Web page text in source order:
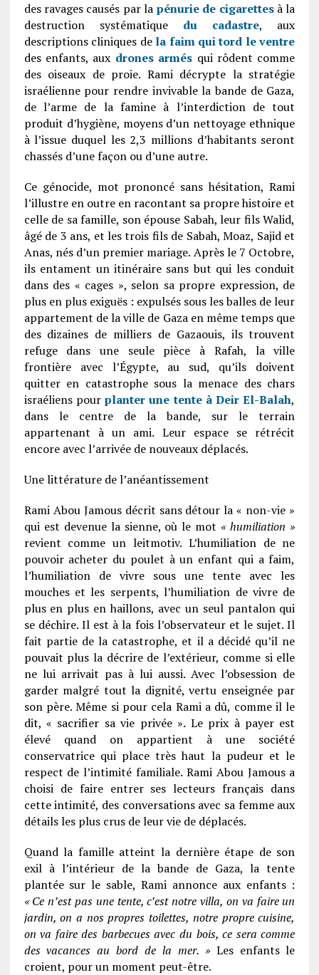
des ravages causés par la pénurie de cigarettesà la
destruction systématique du cadastre, aux
descriptions cliniques de la faim qui tord le ventre
des enfants, aux drones armés qui rôdent comme
des oiseaux de proie. Rami décrypte la stratégie
israélienne pour rendre invivable la bande de Gaza,
de l’arme de la famine à l’interdiction de tout
produit d’hygiène, moyens d’un nettoyage ethnique
à l’issue duquel les 2,3 millions d’habitants seront
chassés d’une façon ou d’une autre.
Ce génocide, mot prononcé sans hésitation, Rami
l’illustre en outre en racontant sa propre histoire et
celle de sa famille, son épouse Sabah, leur fils Walid,
âgé de 3 ans, et les trois fils de Sabah, Moaz, Sajid et
Anas, nés d’un premier mariage. Après le 7 Octobre,
ils entament un itinéraire sans but qui les conduit
dans des « cages », selon sa propre expression, de
plus en plus exiguës : expulsés sous les balles de leur
appartement de la ville de Gaza en même temps que
des dizaines de milliers de Gazaouis, ils trouvent
refuge dans une seule pièce à Rafah, la ville
frontière avec l’Égypte, au sud, qu’ils doivent
quitter en catastrophe sous la menace des chars
israéliens pourplanter une tente à Deir El-Balah,
dans le centre de la bande, sur le terrain
appartenant à un ami. Leur espace se rétrécit
encore avec l’arrivée de nouveaux déplacés.
Une littérature de l’anéantissement
Rami Abou Jamous décrit sans détour la « non-vie »
qui est devenue la sienne, où le mot « humiliation »
revient comme un leitmotiv. L’humiliation de ne
pouvoir acheter du poulet à un enfant qui a faim,
l’humiliation de vivre sous une tente avec les
mouches et les serpents, l’humiliation de vivre de
plus en plus en haillons, avec un seul pantalon qui
se déchire. Il est à la fois l’observateur et le sujet. Il
fait partie de la catastrophe, et il a décidé qu’il ne
pouvait plus la décrire de l’extérieur, comme si elle
ne lui arrivait pas à lui aussi. Avec l’obsession de
garder malgré tout la dignité, vertu enseignée par
son père. Même si pour cela Rami a dû, comme il le
dit, « sacrifier sa vie privée ». Le prix à payer est
élevé quand on appartient à une société
conservatrice qui place très haut la pudeur et le
respect de l’intimité familiale. Rami Abou Jamous a
choisi de faire entrer ses lecteurs français dans
cette intimité, des conversations avec sa femme aux
détails les plus crus de leur vie de déplacés.
Quand la famille atteint la dernière étape de son
exil à l’intérieur de la bande de Gaza, la tente
plantée sur le sable, Rami annonce aux enfants :
« Ce n’est pas une tente, c’est notre villa, on va faire un
jardin, on a nos propres toilettes, notre propre cuisine,
on va faire des barbecues avec du bois, ce sera comme
des vacances au bord de la mer. »Les enfants le
croient, pour un moment peut-être.